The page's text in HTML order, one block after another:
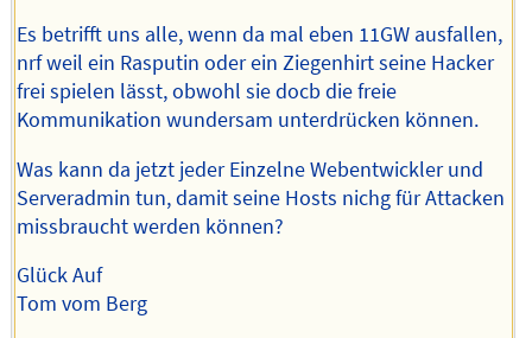
Es betrifft uns alle, wenn da mal eben 11GW ausfallen,
nrf weil ein Rasputin oder ein Ziegenhirt seine Hacker
frei spielen lässt, obwohl sie docb die freie
Kommunikation wundersam unterdrücken können.
Was kann da jetzt jeder Einzelne Webentwickler und
Serveradmin tun, damit seine Hosts nichg für Attacken
missbraucht werden können?
Glück Auf
Tom vom Berg